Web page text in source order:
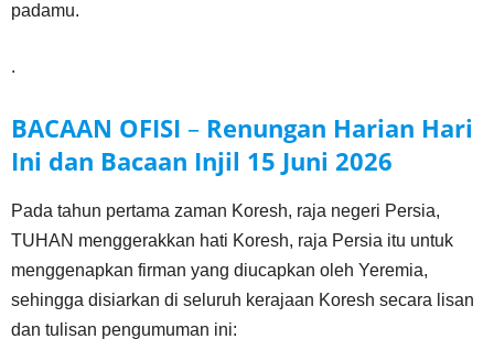
padamu.
.
BACAAN OFISI – Renungan Harian Hari
Ini dan Bacaan Injil 15 Juni 2026
Pada tahun pertama zaman Koresh, raja negeri Persia,
TUHAN menggerakkan hati Koresh, raja Persia itu untuk
menggenapkan firman yang diucapkan oleh Yeremia,
sehingga disiarkan di seluruh kerajaan Koresh secara lisan
dan tulisan pengumuman ini: